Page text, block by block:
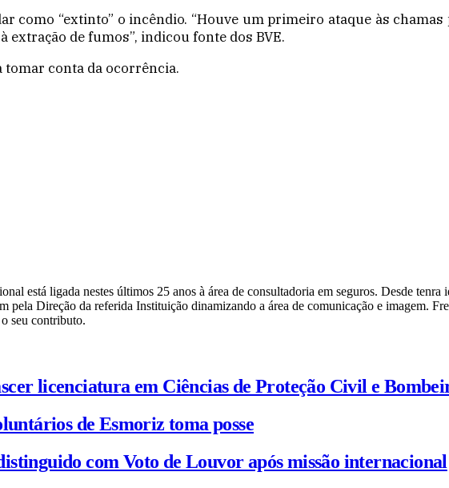
como “extinto” o incêndio. “Houve um primeiro ataque às
extração de fumos”, indicou fonte dos BVE.
tomar conta da ocorrência.
está ligada nestes últimos 25 anos à área de consultadoria em seguros. Desde
pela Direção da referida Instituição dinamizando a área de comunicação e imagem.
seu contributo.
licenciatura em Ciências de Proteção Civil e
de Esmoriz toma posse
com Voto de Louvor após missão internacional